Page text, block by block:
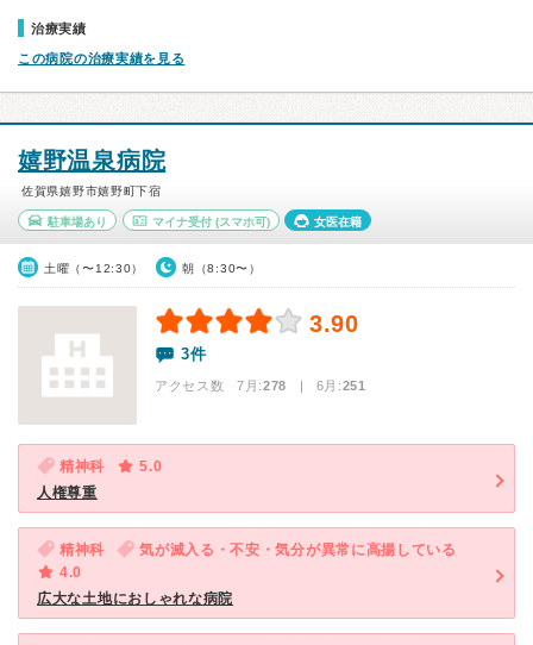
治療実績
この病院の治療実績を見る
嬉野温泉病院
佐賀県嬉野市嬉野町下宿
駐車場あり マイナ受付(スマホ可) 女医在籍
土曜（〜12:30） 朝（8:30〜）
3.90
3件
アクセス数 7月:278 | 6月:251
精神科
5.0
人権尊重
精神科
気が滅入る・不安・気分が異常に高揚している
4.0
広大な土地におしゃれな病院